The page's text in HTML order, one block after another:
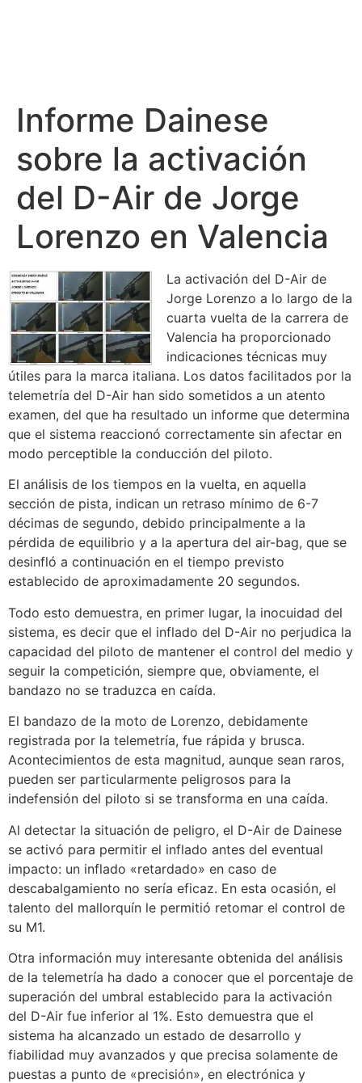
Informe Dainese
sobre la activación
del D-Air de Jorge
Lorenzo en Valencia
La activación del D-Air de
Jorge Lorenzo a lo largo de la
cuarta vuelta de la carrera de
Valencia ha proporcionado
indicaciones técnicas muy
útiles para la marca italiana. Los datos facilitados por la
telemetría del D-Air han sido sometidos a un atento
examen, del que ha resultado un informe que determina
que el sistema reaccionó correctamente sin afectar en
modo perceptible la conducción del piloto.
El análisis de los tiempos en la vuelta, en aquella
sección de pista, indican un retraso mínimo de 6-7
décimas de segundo, debido principalmente a la
pérdida de equilibrio y a la apertura del air-bag, que se
desinfló a continuación en el tiempo previsto
establecido de aproximadamente 20 segundos.
Todo esto demuestra, en primer lugar, la inocuidad del
sistema, es decir que el inflado del D-Air no perjudica la
capacidad del piloto de mantener el control del medio y
seguir la competición, siempre que, obviamente, el
bandazo no se traduzca en caída.
El bandazo de la moto de Lorenzo, debidamente
registrada por la telemetría, fue rápida y brusca.
Acontecimientos de esta magnitud, aunque sean raros,
pueden ser particularmente peligrosos para la
indefensión del piloto si se transforma en una caída.
Al detectar la situación de peligro, el D-Air de Dainese
se activó para permitir el inflado antes del eventual
impacto: un inflado «retardado» en caso de
descabalgamiento no sería eficaz. En esta ocasión, el
talento del mallorquín le permitió retomar el control de
su M1.
Otra información muy interesante obtenida del análisis
de la telemetría ha dado a conocer que el porcentaje de
superación del umbral establecido para la activación
del D-Air fue inferior al 1%. Esto demuestra que el
sistema ha alcanzado un estado de desarrollo y
fiabilidad muy avanzados y que precisa solamente de
puestas a punto de «precisión», en electrónica y